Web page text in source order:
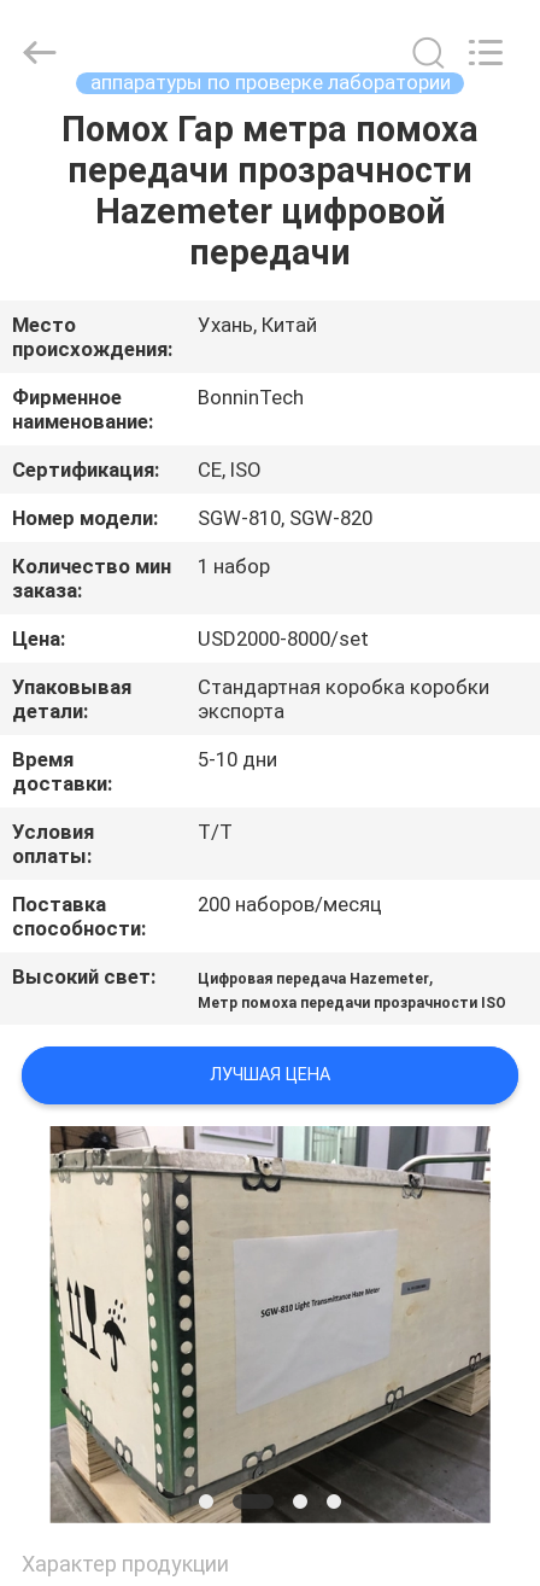
ДОМ
ПРОДУКТЫ
О
НАС
ПУТЕШЕСТВИЕ
ФАБРИКИ
ПРОВЕРКА
КАЧЕСТВА
СВЯЖИТЕСЬ
МЫ
СПРОСИТЕ
ЦИТАТУ
САЙТА
PRIVACY
POLICY
Copyright
аппаратуры по проверке лаборатории
Помох Гар метра помоха
передачи прозрачности
Hazemeter цифровой
передачи
Место
происхождения:
Ухань, Китай
Фирменное
наименование:
BonninTech
Сертификация:
CE, ISO
Номер модели:
SGW-810, SGW-820
Количество мин
заказа:
1 набор
Цена:
USD2000-8000/set
Упаковывая
детали:
Стандартная коробка коробки
экспорта
Время
доставки:
5-10 дни
Условия
оплаты:
T/T
Поставка
способности:
200 наборов/месяц
Высокий свет: Цифровая передача Hazemeter,
Метр помоха передачи прозрачности ISO
ЛУЧШАЯ ЦЕНА
Характер продукции